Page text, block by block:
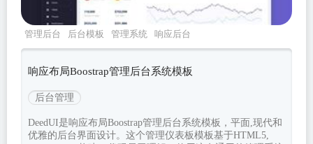
管理后台 后台模板 管理系统
响应后台
响应布局Boostrap管理后台系统模板
后台管理
DeedUI是响应布局Boostrap管理后台系统模板，平面,现代和
优雅的后台界面设计。这个管理仪表板模板基于HTML5,